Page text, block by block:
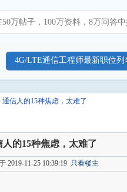
4G/LTE通信工程师最新职位列
通信人的15种焦虑，太难了
人的15种焦虑，太难了
2019-11-25 10:39:19 只看楼主